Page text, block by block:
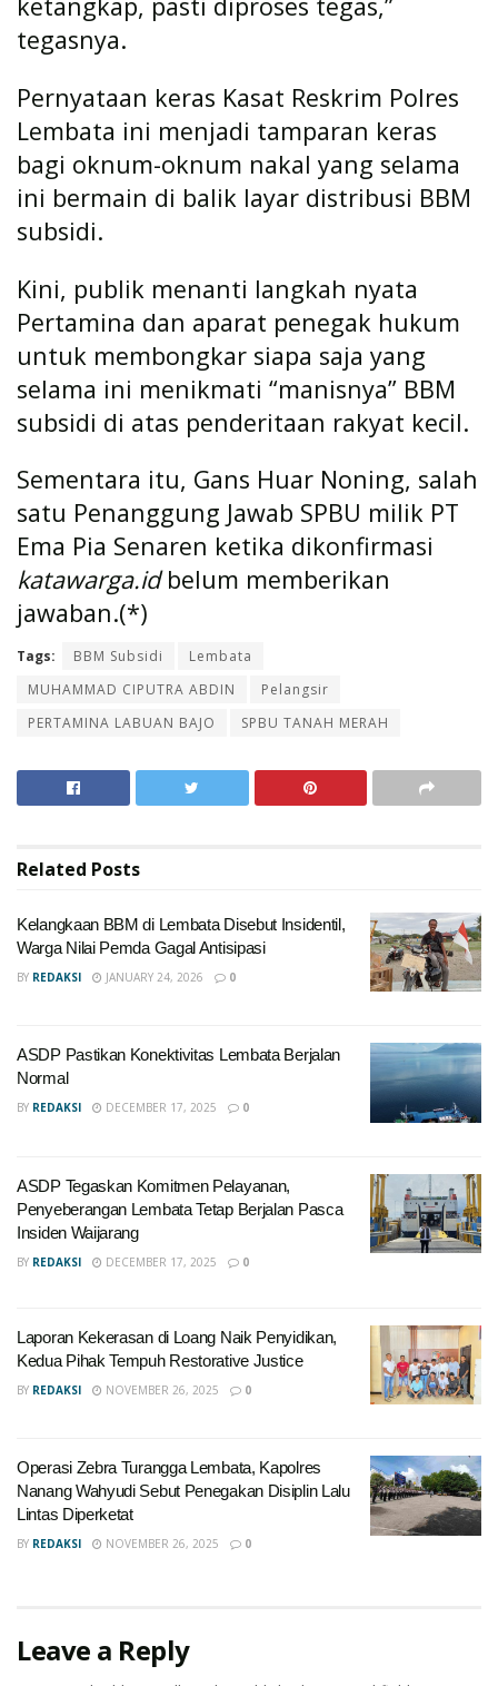
ketangkap, pasti diproses tegas,”
tegasnya.
Pernyataan keras Kasat Reskrim Polres
Lembata ini menjadi tamparan keras
bagi oknum-oknum nakal yang selama
ini bermain di balik layar distribusi BBM
subsidi.
Kini, publik menanti langkah nyata
Pertamina dan aparat penegak hukum
untuk membongkar siapa saja yang
selama ini menikmati “manisnya” BBM
subsidi di atas penderitaan rakyat kecil.
Sementara itu, Gans Huar Noning, salah
satu Penanggung Jawab SPBU milik PT
Ema Pia Senaren ketika dikonfirmasi
katawarga.idbelum memberikan
jawaban.(*)
Tags: BBM Subsidi
Lembata
MUHAMMAD CIPUTRA ABDIN
Pelangsir
PERTAMINA LABUAN BAJO
SPBU TANAH MERAH
Related Posts
Kelangkaan BBM di Lembata Disebut Insidentil,
Warga Nilai Pemda Gagal Antisipasi
BY REDAKSI JANUARY 24, 2026 0
ASDP Pastikan Konektivitas Lembata Berjalan
Normal
BY REDAKSI DECEMBER 17, 2025 0
ASDP Tegaskan Komitmen Pelayanan,
Penyeberangan Lembata Tetap Berjalan Pasca
Insiden Waijarang
BY REDAKSI DECEMBER 17, 2025 0
Laporan Kekerasan di Loang Naik Penyidikan,
Kedua Pihak Tempuh Restorative Justice
BY REDAKSI NOVEMBER 26, 2025 0
Operasi Zebra Turangga Lembata, Kapolres
Nanang Wahyudi Sebut Penegakan Disiplin Lalu
Lintas Diperketat
BY REDAKSI NOVEMBER 26, 2025 0
Leave a Reply